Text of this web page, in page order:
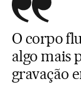
O corpo
algo mais
gravação